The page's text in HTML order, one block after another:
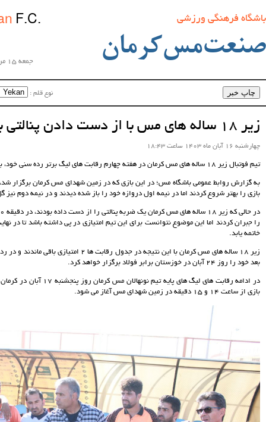
Sanat
تاریخ روز
اندازه‌ی قلم :‌
به گزارش روابط عمومی باشگاه مس؛ در این بازی که در زمین شهدای مس کرمان برگزار شد، زیر 18 ساله های مس کرمان علی رغم اینکه
خود را باز شده دیدند و در نیمه دوم نیز گل دوم مسابقه را تیم یزدی به ثمر رساند.
در حالی که زیر 18 ساله های مس کرمان یک ضربه پنالتی را از دست داده بودند، در دقیقه 80 بازی توسط ابولفضل کاربخش یکی از گل ها
را جبران کردند اما این موضوع نتوانست برای این تیم امتیازی در پی داشته باشد تا در نهایت بازی با نتیجه 2بر1 به سود فولادنوین یزد
زیر 18 ساله های مس کرمان با این نتیجه در جدول رقابت ها 2 امتیازی باقی ماندند و در رده هفتم جدول گروه قرار گرفتند و بازی هفته
در ادامه رقابت های لیگ های پایه تیم نونهالان مس کرمان روز پنجشنبه 17 آبان در کرمان میزبان تیم چادرملو اردکان می باشد که این